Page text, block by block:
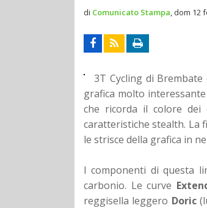
di Comunicato Stampa dom 12
3T Cycling di
grafica molto
che ricorda il colore dei
caratteristiche stealth. La
le strisce della grafica in
I componenti di questa
carbonio. Le curve
reggisella leggero Doric